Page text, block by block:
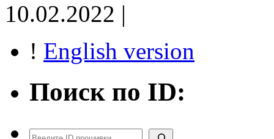
10.02.2022 |
! English version
Поиск по ID:
Поиск